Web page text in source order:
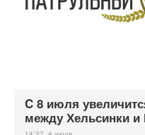
C 8 июля
между Хельсинки и